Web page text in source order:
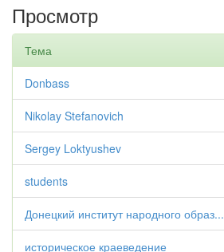
Просмотр
Тема
Donbass
Nikolay Stefanovich
Sergey Loktyushev
students
Донецкий институт народного образ...
историческое краеведение